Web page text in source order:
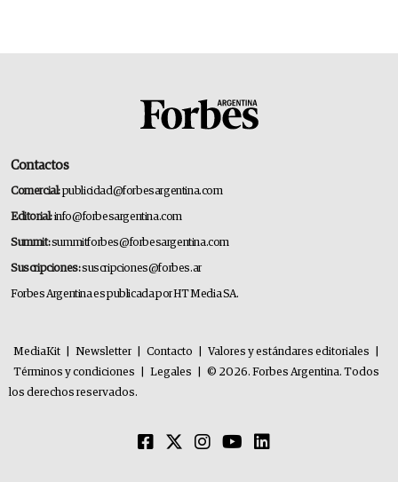
Contactos
Comercial:publicidad@forbesargentina.com
Editorial:info@forbesargentina.com
Summit:summitforbes@forbesargentina.com
Suscripciones:suscripciones@forbes.ar
Forbes Argentina es publicada por HT Media SA.
MediaKit Newsletter Contacto Valores y estándares editoriales
Términos y condiciones
Legales
© 2026. Forbes Argentina. Todos
los derechos reservados.